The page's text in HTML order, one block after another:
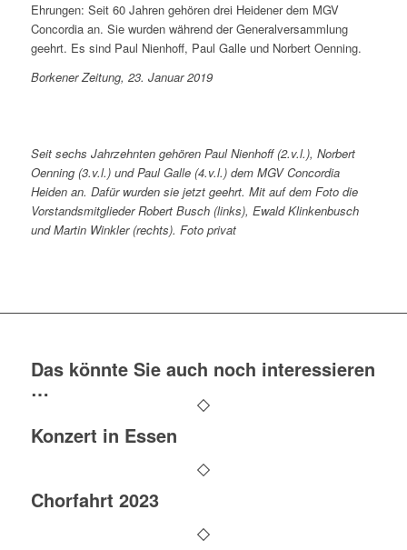
Ehrungen: Seit 60 Jahren gehören drei Heidener dem MGV
Concordia an. Sie wurden während der Generalversammlung
geehrt. Es sind Paul Nienhoff, Paul Galle und Norbert Oenning.
Borkener Zeitung, 23. Januar 2019
Seit sechs Jahrzehnten gehören Paul Nienhoff (2.v.l.), Norbert
Oenning (3.v.l.) und Paul Galle (4.v.l.) dem MGV Concordia
Heiden an. Dafür wurden sie jetzt geehrt. Mit auf dem Foto die
Vorstandsmitglieder Robert Busch (links), Ewald Klinkenbusch
und Martin Winkler (rechts). Foto privat
Das könnte Sie auch noch interessieren
…
Konzert in Essen
Chorfahrt 2023